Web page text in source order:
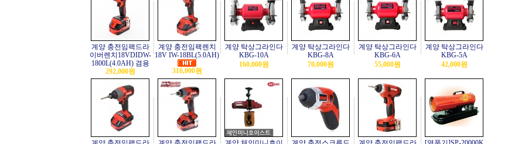
계양 충전임팩드라
이버렌치18VDIDW-
1800L(4.0AH) 겸용
292,000원
계양 충전임팩렌치
18V IW-18BL(5.0AH)
316,000원
계양 탁상그라인다
KBG-10A
160,000원
계양 탁상그라인다
KBG-8A
70,000원
계양 탁상그라인다
KBG-6A
55,000원
계양 탁상그라인다
KBG-5A
42,000원